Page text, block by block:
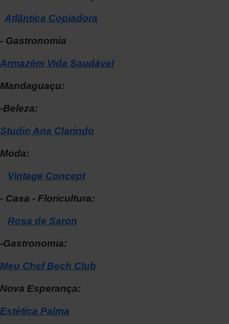
Atlântica Copiadora
- Gastronomia
Armazém Vida Saudável
Mandaguaçu:
-Beleza:
Studio Ana Clarindo
Moda:
Vintage Concept
- Casa - Floricultura:
Rosa de Saron
-Gastronomia:
Meu Chef Bech Club
Nova Esperança:
Estética Palma